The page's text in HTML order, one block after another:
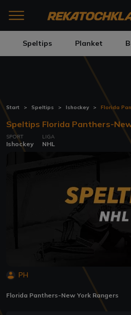
Speltips Planket
Start Speltips Ishockey Florida
Speltips Florida Panthers-
SPORT
Ishockey
LIGA
NHL
PH
Florida Panthers-New York Rangers